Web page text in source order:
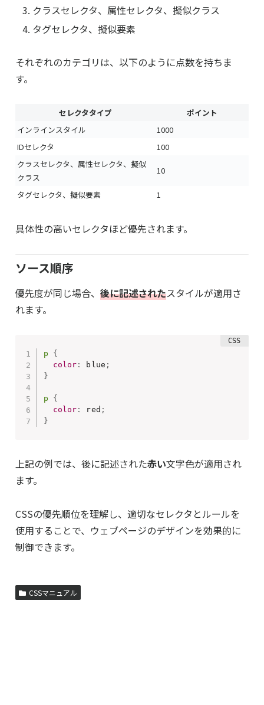
クラスセレクタ、属性セレクタ、擬似クラス
タグセレクタ、擬似要素
それぞれのカテゴリは、以下のように点数を持ちま
す。
セレクタタイプ
ポイント
インラインスタイル
1000
IDセレクタ
100
クラスセレクタ、属性セレクタ、擬似
クラス
10
タグセレクタ、擬似要素 1
具体性の高いセレクタほど優先されます。
ソース順序
優先度が同じ場合、 後に記述されたスタイルが適用さ
れます。
p
{
color : blue ;
}
p
{
color : red ;
}
上記の例では、後に記述された赤い文字色が適用され
ます。
CSSの優先順位を理解し、適切なセレクタとルールを
使用することで、ウェブページのデザインを効果的に
制御できます。
CSSマニュアル